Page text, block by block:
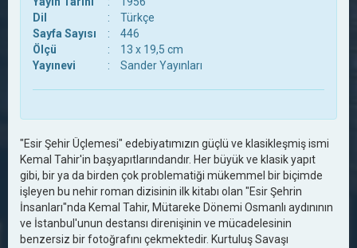
Dil
:
Türkçe
Sayfa Sayısı
:
446
Ölçü
:
13 x 19,5 cm
Yayınevi
: Sander Yayınları
"Esir Şehir Üçlemesi" edebiyatımızın güçlü ve klasikleşmiş ismi
Kemal Tahir'in başyapıtlarındandır. Her büyük ve klasik yapıt
gibi, bir ya da birden çok problematiği mükemmel bir biçimde
işleyen bu nehir roman dizisinin ilk kitabı olan "Esir Şehrin
İnsanları"nda Kemal Tahir, Mütareke Dönemi Osmanlı aydınının
ve İstanbul'unun destansı direnişinin ve mücadelesinin
benzersiz bir fotoğrafını çekmektedir. Kurtuluş Savaşı